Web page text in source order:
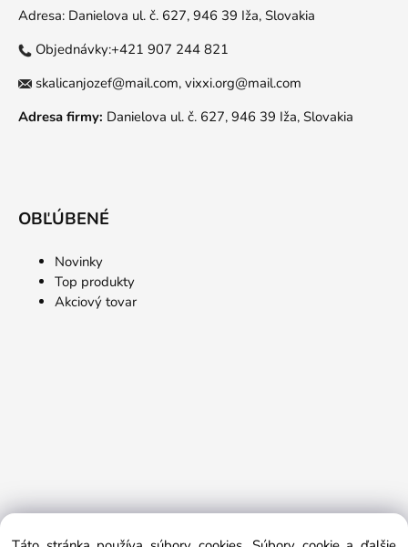
Adresa: Danielova ul. č. 627, 946 39 Iža, Slovakia
Objednávky:+421 907 244 821
skalicanjozef@mail.com, vixxi.org@mail.com
Adresa firmy: Danielova ul. č. 627, 946 39 Iža, Slovakia
OBĽÚBENÉ
Novinky
Top produkty
Akciový tovar